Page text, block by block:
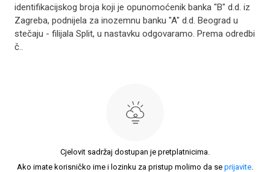
identifikacijskog broja koji je opunomoćenik banka "B" d.d. iz
Zagreba, podnijela za inozemnu banku "A" d.d. Beograd u
stečaju - filijala Split, u nastavku odgovaramo. Prema odredbi
č..
Cjelovit sadržaj dostupan je pretplatnicima.
Ako imate korisničko ime i lozinku za pristup molimo da se prijavite.